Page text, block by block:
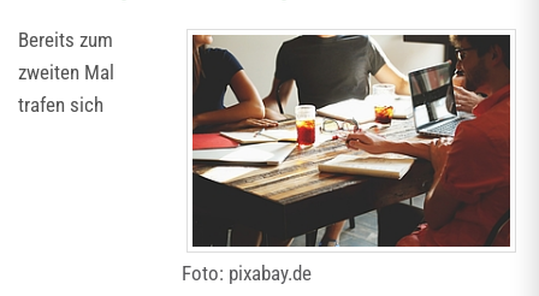
Foto: pixabay.de
Bereits zum
zweiten Mal
trafen sich